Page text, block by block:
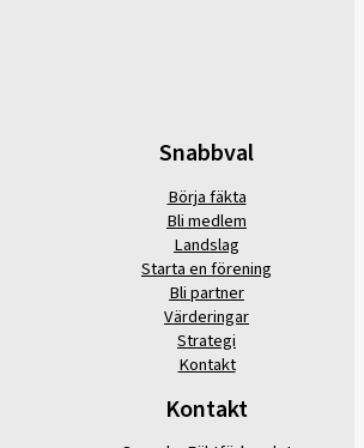
Snabbval
Börja fäkta
Bli medlem
Landslag
Starta en förening
Bli partner
Värderingar
Strategi
Kontakt
Kontakt